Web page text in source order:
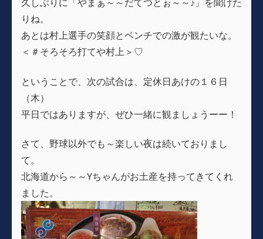
りね。
あとは村上選手の笑顔とベンチでの激が観たいな。
＜＃そろそろ打てや村上＞♡
ということで、次の試合は、定休日あけの１６日
（木）
平日ではありますが、ぜひ一緒に観ましょうーー！
さて、野球以外でも～楽しい夜は続いておりまし
て。
北海道から～～Yちゃんがお土産を持ってきてくれ
ました。